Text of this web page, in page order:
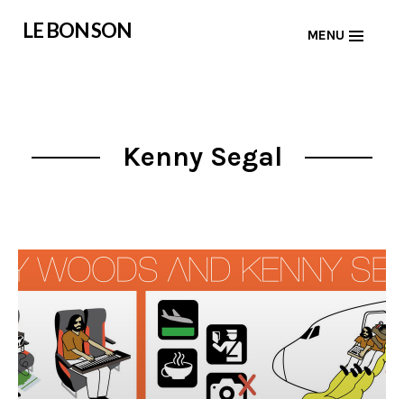
LE BON SON MENU
Kenny Segal